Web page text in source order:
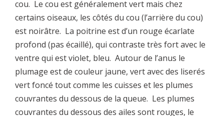
cou. Le cou est généralement vert mais chez
certains oiseaux, les côtés du cou (l’arrière du cou)
est noirâtre. La poitrine est d’un rouge écarlate
profond (pas écaillé), qui contraste très fort avec le
ventre qui est violet, bleu. Autour de l’anus le
plumage est de couleur jaune, vert avec des liserés
vert foncé tout comme les cuisses et les plumes
couvrantes du dessous de la queue. Les plumes
couvrantes du dessous des ailes sont rouges, le